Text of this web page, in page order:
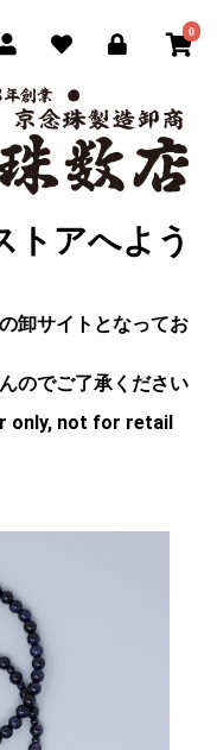
0
トアへよう
卸サイトとなってお
のでご了承ください
only, not for retail